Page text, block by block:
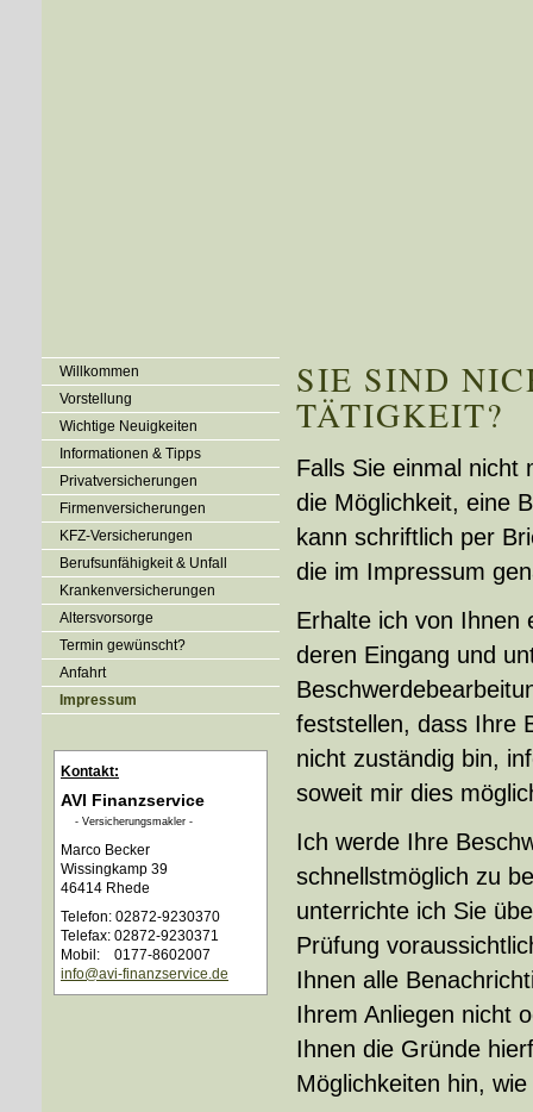
Willkommen
Vorstellung
Wichtige Neuigkeiten
Informationen & Tipps
Privatversicherungen
Firmenversicherungen
KFZ-Versicherungen
Berufsunfähigkeit & Unfall
Kranken­ver­si­che­rungen
Alters­vorsorge
Termin gewünscht?
Anfahrt
Impressum
Kontakt:
AVI Finanzservice
- Ver­sicherungs­makler -
Marco Becker
Wissingkamp 39
46414 Rhede
Telefon: 02872-9230370
Telefax: 02872-9230371
Mobil: 0177-8602007
info@avi-finanzservice.de
SIE SIND
TÄTIGKEIT?
Falls Sie einmal nicht
die Möglichkeit, eine
kann schriftlich per
die im Impressum
Erhalte ich von Ihnen
deren Eingang und
feststellen, dass Ihre
nicht zuständig bin,
soweit mir dies
Ich werde Ihre
schnellstmöglich zu
unterrichte ich Sie
Prüfung
Ihnen alle
Ihrem Anliegen nicht
Ihnen die Gründe
Möglichkeiten hin,